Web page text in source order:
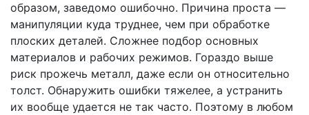
образом, заведомо ошибочно. Причина проста —
манипуляции куда труднее, чем при обработке
плоских деталей. Сложнее подбор основных
материалов и рабочих режимов. Гораздо выше
риск прожечь металл, даже если он относительно
толст. Обнаружить ошибки тяжелее, а устранить
их вообще удается не так часто. Поэтому в любом